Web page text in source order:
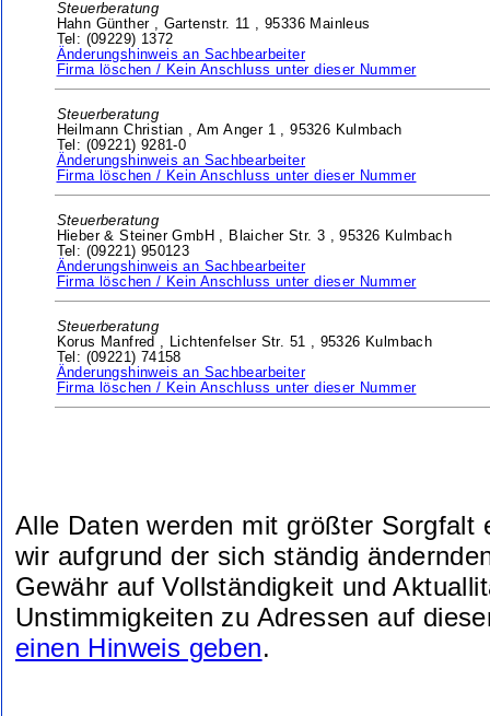
Steuerberatung
Hahn Günther , Gartenstr. 11 , 95336 Mainleus
Tel: (09229) 1372
Änderungshinweis an Sachbearbeiter
Firma löschen / Kein Anschluss unter dieser Nummer
Steuerberatung
Heilmann Christian , Am Anger 1 ,95326 Kulmbach
Tel: (09221) 9281-0
Änderungshinweis an Sachbearbeiter
Firma löschen / Kein Anschluss unter dieser Nummer
Steuerberatung
Hieber & Steiner GmbH , Blaicher Str. 3 ,95326 Kulmbach
Tel: (09221) 950123
Änderungshinweis an Sachbearbeiter
Firma löschen / Kein Anschluss unter dieser Nummer
Steuerberatung
Korus Manfred , Lichtenfelser Str. 51 , 95326 Kulmbach
Tel: (09221) 74158
Änderungshinweis an Sachbearbeiter
Firma löschen / Kein Anschluss unter dieser Nummer
Alle Daten werden mit größter Sorgfalt
wir aufgrund der sich ständig
Gewähr auf Vollständigkeit und
Unstimmigkeiten zu Adressen auf
einen Hinweis geben.